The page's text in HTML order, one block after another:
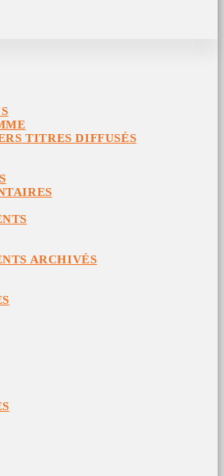
TITRES DIFFUSÉS
ARCHIVÉS